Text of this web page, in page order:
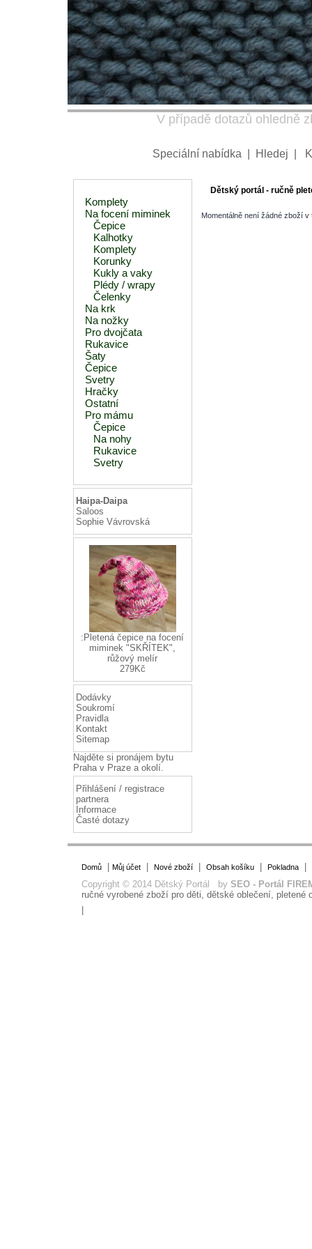
V případě dotazů ohledně
Speciální nabídka Hledej
Komplety
Na focení miminek
Čepice
Kalhotky
Komplety
Korunky
Kukly a vaky
Plédy / wrapy
Čelenky
Na krk
Na nožky
Pro dvojčata
Rukavice
Šaty
Čepice
Svetry
Hračky
Ostatní
Pro mámu
Čepice
Na nohy
Rukavice
Svetry
Haipa-Daipa
Saloos
Sophie Vávrovská
:Pletená čepice na focení
miminek "SKŘÍTEK",
růžový melír
279Kč
Dodávky
Soukromí
Pravidla
Kontakt
Sitemap
Najděte si pronájem bytu
Prahav Praze a okolí.
Přihlášení / registrace
partnera
Informace
Časté dotazy
Dětský portál - ručně
Momentálně není žádné zboží v
Domů| Můj účet| Nové zboží| Obsah košíku| Pokladna|
Copyright © 2014 Dětský Portál by SEO - Portál
ručné vyrobené zboží pro děti, dětské oblečení, pletené